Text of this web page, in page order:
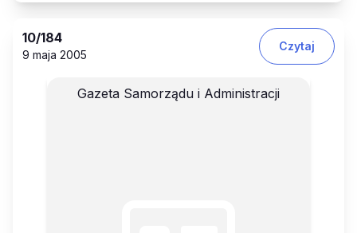
10/184
9 maja 2005
Czytaj
Gazeta Samorządu i Administracji